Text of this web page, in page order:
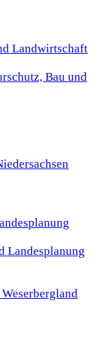
Landwirtschaft
Bau und
Landesplanung